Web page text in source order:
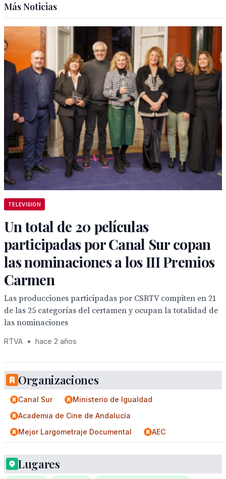
Más Noticias
TELEVISION
Un total de 20 películas
participadas por Canal Sur copan
las nominaciones a los III Premios
Carmen
Las producciones participadas por CSRTV compiten en 21
de las 25 categorías del certamen y ocupan la totalidad de
las nominaciones
RTVA • hace 2 años
Organizaciones
Canal Sur
Ministerio de Igualdad
Academia de Cine de Andalucía
Mejor Largometraje Documental
AEC
Lugares